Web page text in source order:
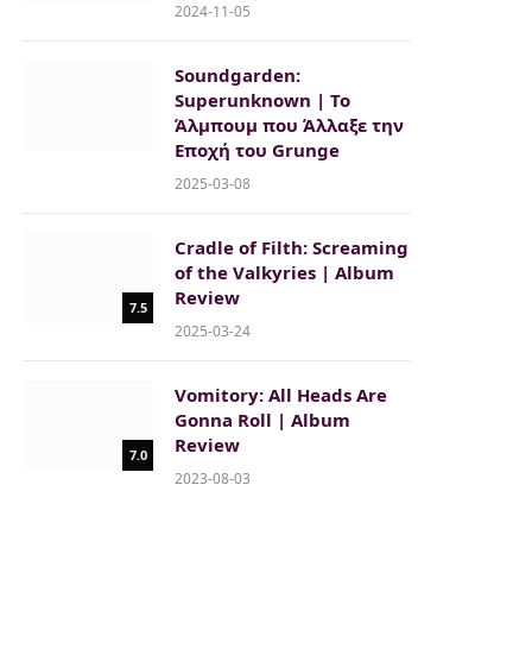
2024-11-05
Soundgarden:
Superunknown | Το
Άλμπουμ που Άλλαξε την
Εποχή του Grunge
2025-03-08
7.5
Cradle of Filth: Screaming
of the Valkyries | Album
Review
2025-03-24
7.0
Vomitory: All Heads Are
Gonna Roll | Album
Review
2023-08-03